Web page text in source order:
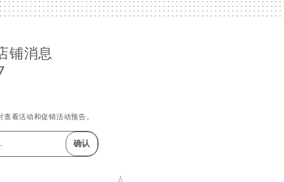
铺消息
看活动和促销活动预告。
确认